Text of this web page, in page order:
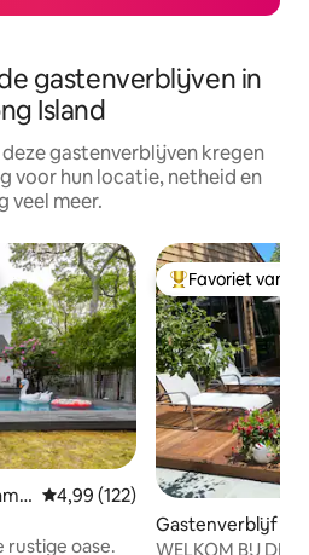
gastenverblijven in
Island
gastenverblijven kregen
voor hun locatie, netheid en
veel meer.
Gemiddelde beoordeling van
4,99 (122)
rustige oase.
Topfavoriet van
Favoriet van
Gastenverblijf in
Bays
WELKOM BIJ DE